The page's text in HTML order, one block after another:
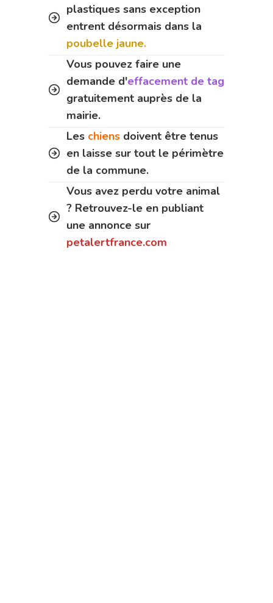
plastiques sans exception
entrent désormais dans la
poubelle jaune.
Vous pouvez faire une
demande d'effacement de tag
gratuitement auprès de la
mairie.
Les chiens doivent être tenus
en laisse sur tout le périmètre
de la commune.
Vous avez perdu votre animal
? Retrouvez-le en publiant
une annonce sur
petalertfrance.com